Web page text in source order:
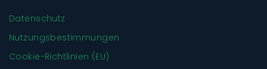
Datenschutz
Nutzungsbestimmungen
Cookie-Richtlinien (EU)